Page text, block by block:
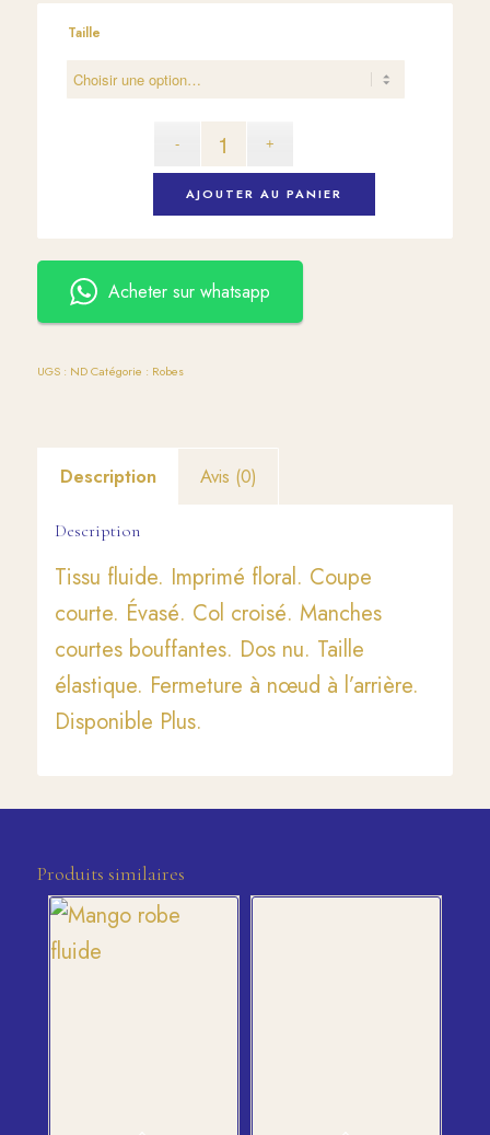
Taille
AJOUTER AU PANIER
Acheter sur whatsapp
UGS : ND Catégorie : Robes
Description Avis (0)
Description
Tissu fluide. Imprimé floral. Coupe
courte. Évasé. Col croisé. Manches
courtes bouffantes. Dos nu. Taille
élastique. Fermeture à nœud à l’arrière.
Disponible Plus.
Produits similaires